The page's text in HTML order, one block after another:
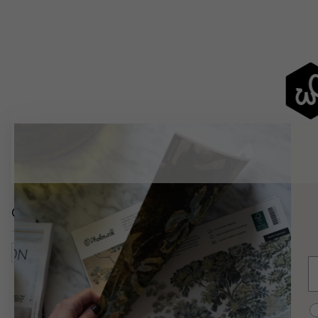
Catégories similaires
Art & Design Peintures Peintures À L’aquarelle